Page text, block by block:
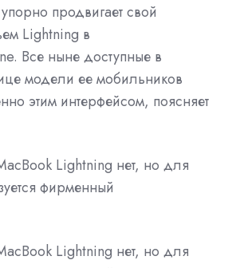
продвигает свой
Lightning в
. Все ныне доступные в
модели ее мобильников
этим интерфейсом, поясняет
Lightning нет, но для
фирменный
Lightning нет, но для